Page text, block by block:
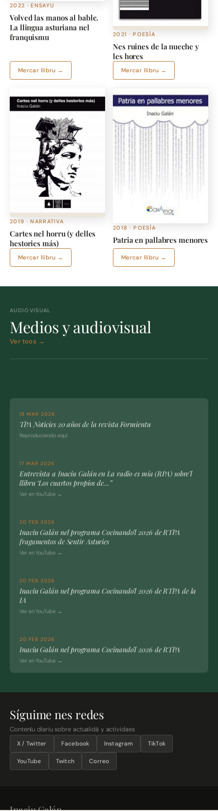
2022 · ENSAYU
Volved las manos al bable.
La llingua asturiana nel
franquismu
Mercar llibru →
2021 · POESÍA
Nes ruines de la nueche y
les hores
Mercar llibru →
2019 · NARRATIVA
Cartes nel horru (y delles
hestories más)
Mercar llibru →
2018 · POESÍA
Patria en pallabres menores
Mercar llibru →
AUDIOVISUAL
Medios y audiovisual
Ver toos →
18 MAR 2026
TPA Noticies 20 años de la revista Formientu
Reproduciendo equí
17 MAR 2026
Entrevista a Inaciu Galán en La radio es mía (RPA) sobre’l
llibru ‘Los cuartos propios de…”
Ver en YouTube →
20 FEB 2026
Inaciu Galán nel programa Cocinando’l 2026 de RTPA
fragamentos de Sentir Asturies
Ver en YouTube →
20 FEB 2026
Inaciu Galán nel programa Cocinando’l 2026 de RTPA de la
IA
Ver en YouTube →
20 FEB 2026
Inaciu Galán nel programa Cocinando’l 2026 de RTPA
Ver en YouTube →
Síguime nes redes
Conteníu diariu sobre actualidá y actividaes
X / Twitter Facebook Instagram TikTok
YouTube Twitch Correo